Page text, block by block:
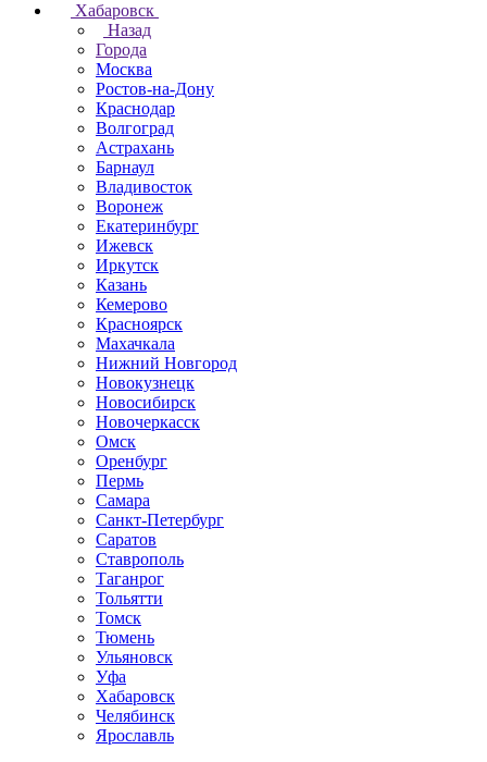
Хабаровск
Назад
Города
Москва
Ростов-на-Дону
Краснодар
Волгоград
Астрахань
Барнаул
Владивосток
Воронеж
Екатеринбург
Ижевск
Иркутск
Казань
Кемерово
Красноярск
Махачкала
Нижний Новгород
Новокузнецк
Новосибирск
Новочеркаcск
Омск
Оренбург
Пермь
Самара
Санкт-Петербург
Саратов
Ставрополь
Таганрог
Тольятти
Томск
Тюмень
Ульяновск
Уфа
Хабаровск
Челябинск
Ярославль